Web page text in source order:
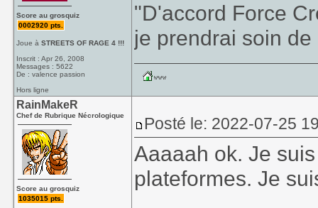
Score au grosquiz
0002920 pts.
Joue àSTREETS OF RAGE 4 !!!
Inscrit : Apr 26, 2008
Messages : 5622
De : valence passion
Hors ligne
"D'accord Force
je prendrai soin
RainMakeR
Chef de Rubrique Nécrologique
Score au grosquiz
1035015 pts.
Posté le: 2022-07-25
Aaaaah ok. Je
plateformes. Je